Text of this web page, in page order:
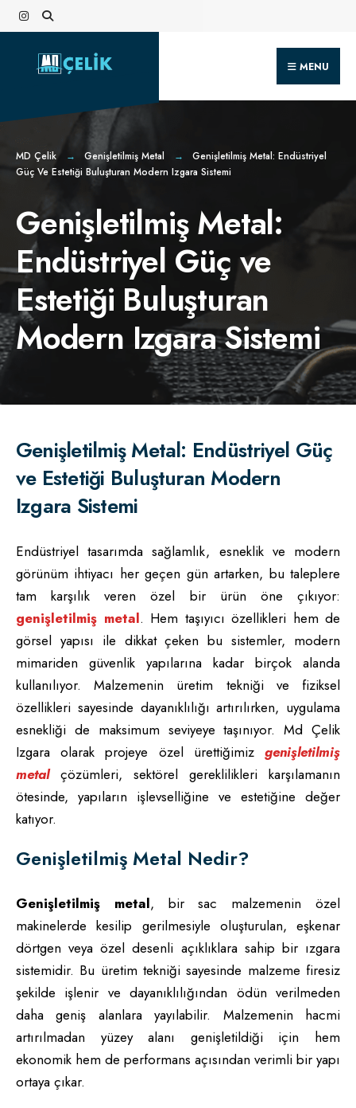
Skip
to
content
MENU
MD Çelik Genişletilmiş Metal
Genişletilmiş Metal: Endüstriyel
Güç Ve Estetiği Buluşturan Modern Izgara Sistemi
Genişletilmiş Metal:
Endüstriyel Güç ve
Estetiği Buluşturan
Modern Izgara Sistemi
Genişletilmiş Metal: Endüstriyel Güç
ve Estetiği Buluşturan Modern
Izgara Sistemi
Endüstriyel tasarımda sağlamlık, esneklik ve modern
görünüm ihtiyacı her geçen gün artarken, bu taleplere
tam karşılık veren özel bir ürün öne çıkıyor:
genişletilmiş metal. Hem taşıyıcı özellikleri hem de
görsel yapısı ile dikkat çeken bu sistemler, modern
mimariden güvenlik yapılarına kadar birçok alanda
kullanılıyor. Malzemenin üretim tekniği ve fiziksel
özellikleri sayesinde dayanıklılığı artırılırken, uygulama
esnekliği de maksimum seviyeye taşınıyor. Md Çelik
Izgara olarak projeye özel ürettiğimiz genişletilmiş
metal çözümleri, sektörel gereklilikleri karşılamanın
ötesinde, yapıların işlevselliğine ve estetiğine değer
katıyor.
Genişletilmiş Metal Nedir?
Genişletilmiş metal, bir sac malzemenin özel
makinelerde kesilip gerilmesiyle oluşturulan, eşkenar
dörtgen veya özel desenli açıklıklara sahip bir ızgara
sistemidir. Bu üretim tekniği sayesinde malzeme firesiz
şekilde işlenir ve dayanıklılığından ödün verilmeden
daha geniş alanlara yayılabilir. Malzemenin hacmi
artırılmadan yüzey alanı genişletildiği için hem
ekonomik hem de performans açısından verimli bir yapı
ortaya çıkar.
Search
for: